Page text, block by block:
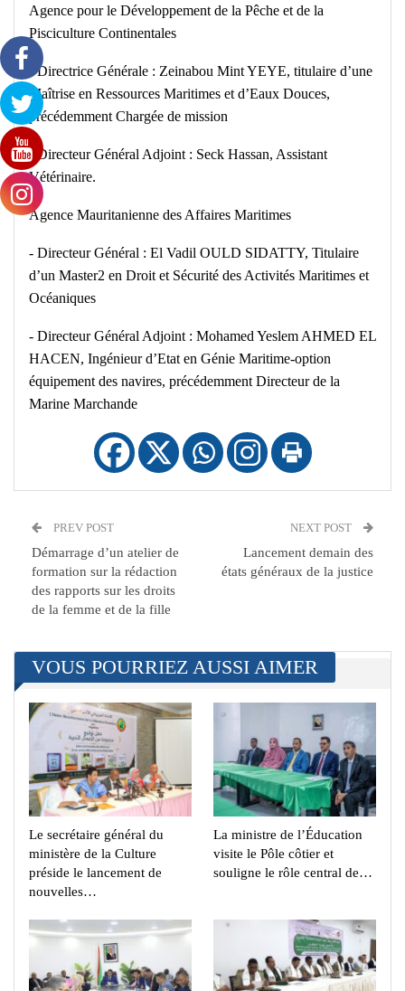
Agence pour le Développement de la Pêche et de la
Pisciculture Continentales
‐ Directrice Générale : Zeinabou Mint YEYE, titulaire d’une
Maîtrise en Ressources Maritimes et d’Eaux Douces,
précédemment Chargée de mission
‐ Directeur Général Adjoint : Seck Hassan, Assistant
Vétérinaire.
Agence Mauritanienne des Affaires Maritimes
‐ Directeur Général : El Vadil OULD SIDATTY, Titulaire
d’un Master2 en Droit et Sécurité des Activités Maritimes et
Océaniques
‐ Directeur Général Adjoint : Mohamed Yeslem AHMED EL
HACEN, Ingénieur d’Etat en Génie Maritime-option
équipement des navires, précédemment Directeur de la
Marine Marchande
PREV POST
Démarrage d’un atelier de
formation sur la rédaction
des rapports sur les droits
de la femme et de la fille
NEXT POST
Lancement demain des
états généraux de la justice
VOUS POURRIEZ AUSSI AIMER
Le secrétaire général du
ministère de la Culture
préside le lancement de
nouvelles…
La ministre de l’Éducation
visite le Pôle côtier et
souligne le rôle central de…